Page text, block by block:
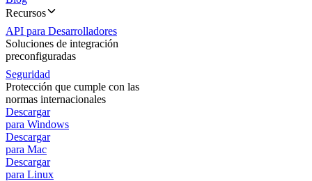
Recursos
API para Desarrolladores
Soluciones de integración
preconfiguradas
Seguridad
Protección que cumple con las
normas internacionales
Descargar
para Windows
Descargar
para Mac
Descargar
para Linux